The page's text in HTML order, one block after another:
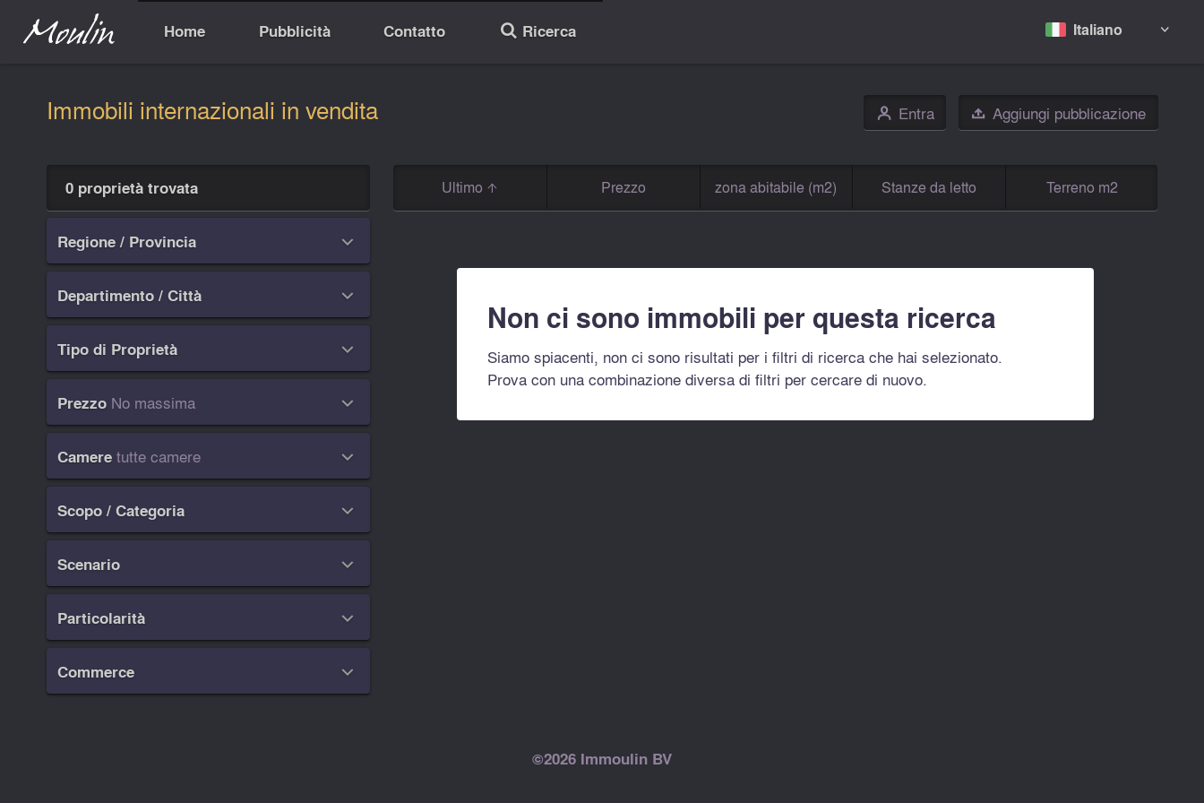
Home Pubblicità Contatto 🔎 Ricerca Italiano 
Immobili internazionali in vendita 👤 Entra  Aggiungi pubblicazione
0 proprietà trovata
Regione / Provincia 
Departimento / Città 
Tipo di Proprietà 
Prezzo No massima 
Camere tutte camere 
Scopo / Categoria 
Scenario 
Particolarità 
Commerce 
Ultimo Prezzo zona abitabile (m2) Stanze da letto Terreno m2
Non ci sono immobili per questa ricerca
Siamo spiacenti, non ci sono risultati per i filtri di ricerca che hai selezionato.
Prova con una combinazione diversa di filtri per cercare di nuovo.
©2026 Immoulin BV